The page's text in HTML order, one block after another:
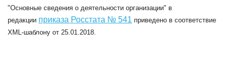
"Основные сведения о деятельности организации" в
редакции приказа Росстата № 541 приведено в соответствие
XML-шаблону от 25.01.2018.